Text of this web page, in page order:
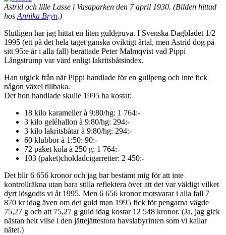
Astrid och lille Lasse i Vasaparken den 7 april 1930. (Bilden hittad
hos Annika Bryn.)
Slutligen har jag hittat en liten guldgruva. I Svenska Dagbladet 1/2
1995 (ett på det hela taget ganska oviktigt årtal, men Astrid dog på
sitt 95:e år i alla fall) berättade Peter Malmqvist vad Pippi
Långstrump var värd enligt lakritsbåtsindex.
Han utgick från när Pippi handlade för en gullpeng och inte fick
någon växel tillbaka.
Det hon handlade skulle 1995 ha kostat:
18 kilo karameller à 9:80/hg: 1 764:-
3 kilo geléhallon à 9:80/hg: 294:-
3 kilo lakritsbåtar à 9:80/hg: 294:-
60 klubbor à 1:50: 90:-
72 paket kola à 250 g: 1 764:-
103 (paket)chokladcigarretter: 2 450:-
Det blir 6 656 kronor och jag har bestämt mig för att inte
kontrollräkna utan bara stilla reflektera över att det var väldigt vilket
dyrt lösgodis vi åt 1995. Men 6 656 kronor motsvarar i alla fall 7
870 kr idag även om det guld man 1995 fick för pengarna vägde
75,27 g och att 75,27 g guld idag kostar 12 548 kronor. (Ja, jag gick
nästan helt vilse i den jättejättestora havslabyrinten som vi kallar
nätet.)